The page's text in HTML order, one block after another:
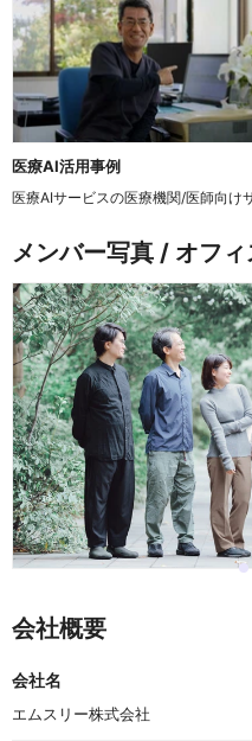
医療AI活用事例
医療AIサービスの医療機関/医師向け
メンバー写真 / オフ
i
e
m
o
f
会社概要
会社名
エムスリー株式会社